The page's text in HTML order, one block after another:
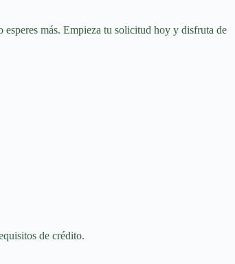
más. Empieza tu solicitud hoy y disfruta de
de crédito.